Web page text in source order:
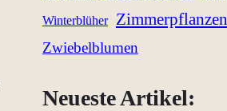
Winterblüher Zimmerpflanzen
Zwiebelblumen
Neueste Artikel: